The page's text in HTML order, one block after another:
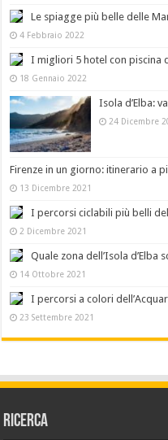
Le spiagge più belle delle
4 Febbraio 2022
I migliori 5 hotel con piscina
18 Gennaio 2022
Isola d’Elba:
24 Dicembre
Firenze in un giorno: itinerario a
13 Dicembre 2021
I percorsi ciclabili più belli
2 Dicembre 2021
Quale zona dell’Isola d’Elba
14 Ottobre 2021
I percorsi a colori
23 Settembre 2021
Ricerca